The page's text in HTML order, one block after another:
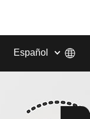
Español